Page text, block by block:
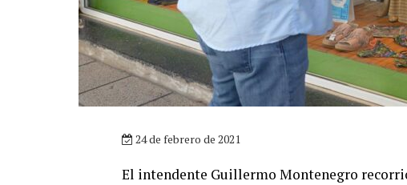
24 de febrero de 2021
El intendente Guillermo Montenegro